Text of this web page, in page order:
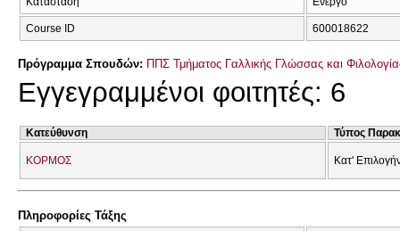
Course ID 600018622
Πρόγραμμα Σπουδών: ΠΠΣ Τμήματος Γαλλικής Γλώσσας και
Εγγεγραμμένοι φοιτητές: 6
Κατεύθυνση Τύπος
ΚΟΡΜΟΣ Κατ'
Πληροφορίες Τάξης